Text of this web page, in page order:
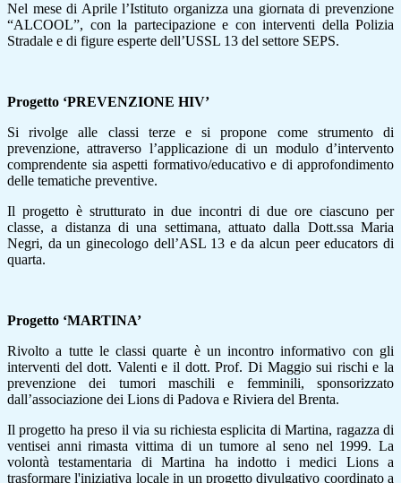
Nel mese di Aprile l’Istituto organizza una giornata di prevenzione
“ALCOOL”, con la partecipazione e con interventi della Polizia
Stradale e di figure esperte dell’USSL 13 del settore SEPS.
Progetto ‘PREVENZIONE HIV’
Si rivolge alle classi terze e si propone come strumento di
prevenzione, attraverso l’applicazione di un modulo d’intervento
comprendente sia aspetti formativo/educativo e di approfondimento
delle tematiche preventive.
Il progetto è strutturato in due incontri di due ore ciascuno per
classe, a distanza di una settimana, attuato dalla Dott.ssa Maria
Negri, da un ginecologo dell’ASL 13 e da alcun peer educators di
quarta.
Progetto ‘MARTINA’
Rivolto a tutte le classi quarte è un incontro informativo con gli
interventi del dott. Valenti e il dott. Prof. Di Maggio sui rischi e la
prevenzione dei tumori maschili e femminili, sponsorizzato
dall’associazione dei Lions di Padova e Riviera del Brenta.
Il progetto ha preso il via su richiesta esplicita di Martina, ragazza di
ventisei anni rimasta vittima di un tumore al seno nel 1999. La
volontà testamentaria di Martina ha indotto i medici Lions a
trasformare l'iniziativa locale in un progetto divulgativo coordinato a